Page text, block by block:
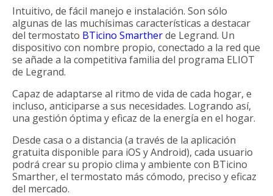
Intuitivo, de fácil manejo e instalación. Son sólo
algunas de las muchísimas características a destacar
del termostato BTicino Smartherde Legrand. Un
dispositivo con nombre propio, conectado a la red que
se añade a la competitiva familia del programa ELIOT
de Legrand.
Capaz de adaptarse al ritmo de vida de cada hogar, e
incluso, anticiparse a sus necesidades. Logrando así,
una gestión óptima y eficaz de la energía en el hogar.
Desde casa o a distancia (a través de la aplicación
gratuita disponible para iOS y Android), cada usuario
podrá crear su propio clima y ambiente con BTicino
Smarther, el termostato más cómodo, preciso y eficaz
del mercado.